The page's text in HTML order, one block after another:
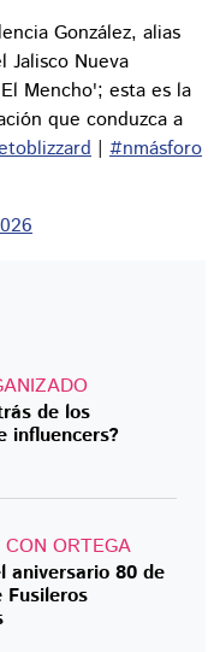
González, alias
Nueva
Mencho'; esta es la
que conduzca a
| #nmásforo
de los
influencers?
ORTEGA
aniversario 80 de
Fusileros